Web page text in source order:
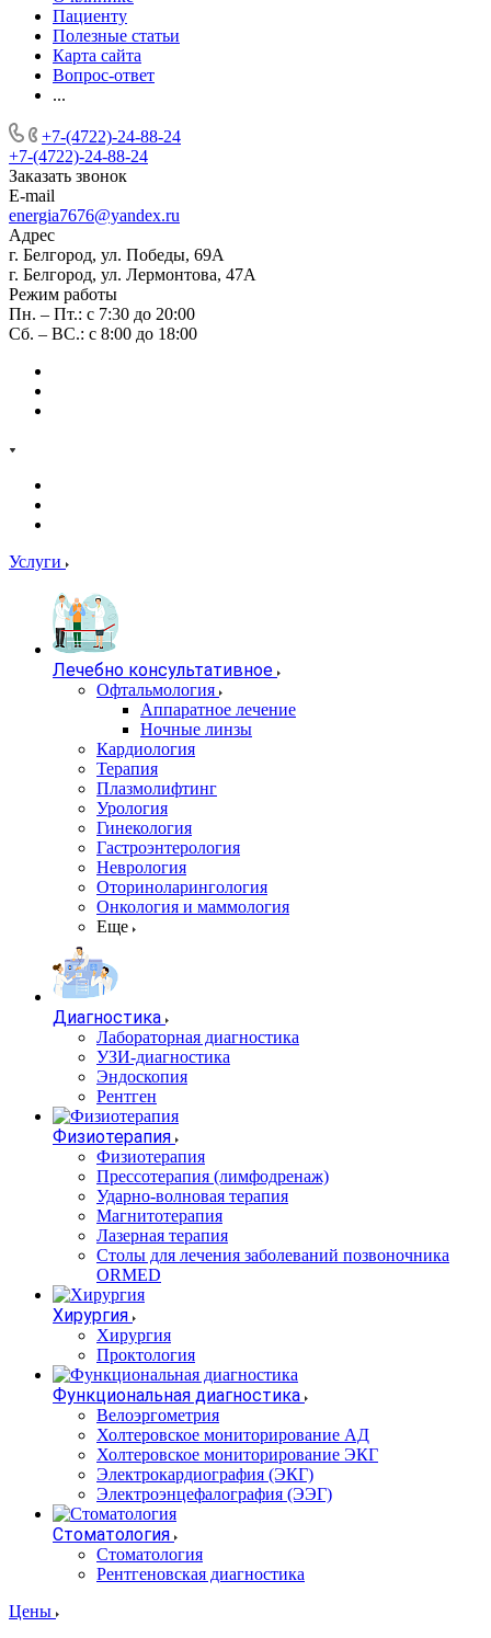
Пациенту
Полезные статьи
Карта сайта
Вопрос-ответ
...
+7-(4722)-24-88-24
+7-(4722)-24-88-24
Заказать звонок
E-mail
energia7676@yandex.ru
Адрес
г. Белгород, ул. Победы, 69А
г. Белгород, ул. Лермонтова, 47А
Режим работы
Пн. – Пт.: с 7:30 до 20:00
Сб. – ВС.: с 8:00 до 18:00
Услуги
Лечебно консультативное
Офтальмология
Аппаратное лечение
Ночные линзы
Кардиология
Терапия
Плазмолифтинг
Урология
Гинекология
Гастроэнтерология
Неврология
Оториноларингология
Онкология и маммология
Еще
Диагностика
Лабораторная диагностика
УЗИ-диагностика
Эндоскопия
Рентген
Физиотерапия
Физиотерапия
Прессотерапия (лимфодренаж)
Ударно-волновая терапия
Магнитотерапия
Лазерная терапия
Столы для лечения заболеваний позвоночника
ORMED
Хирургия
Хирургия
Проктология
Функциональная диагностика
Велоэргометрия
Холтеровское мониторирование АД
Холтеровское мониторирование ЭКГ
Электрокардиография (ЭКГ)
Электроэнцефалография (ЭЭГ)
Стоматология
Стоматология
Рентгеновская диагностика
Цены